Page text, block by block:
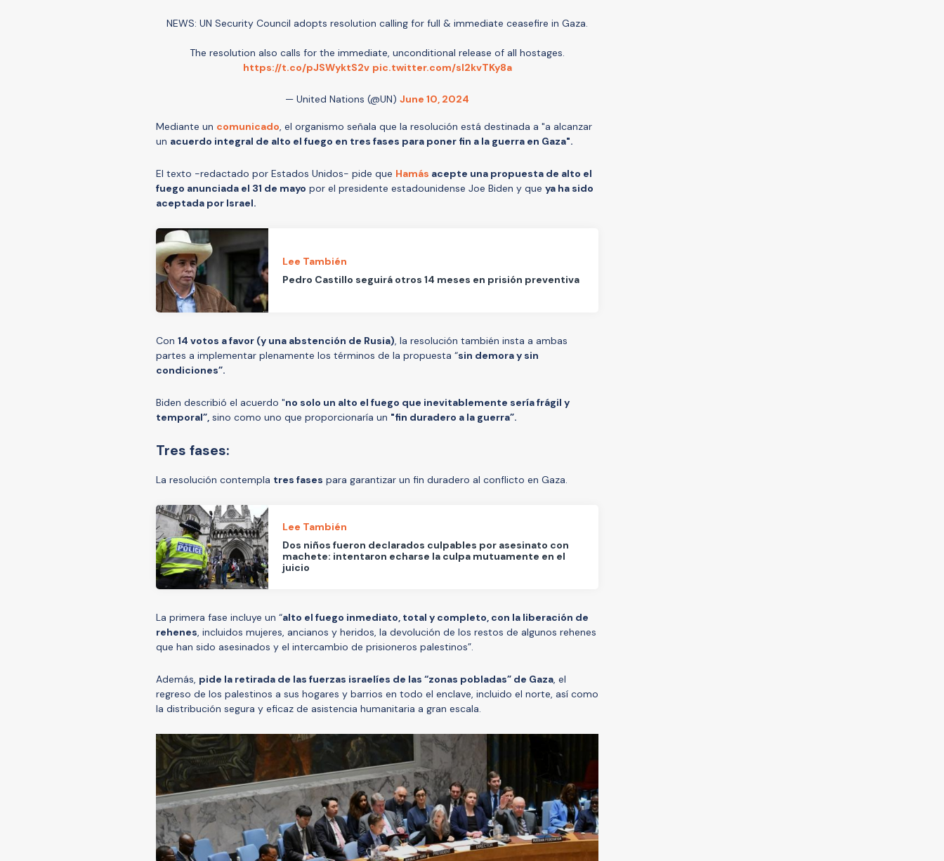
NEWS: UN Security Council adopts resolution calling for full & immediate ceasefire in Gaza.
The resolution also calls for the immediate, unconditional release of all hostages.
https://t.co/pJSWyktS2v pic.twitter.com/sl2kvTKy8a
— United Nations (@UN) June 10, 2024
Mediante un comunicado, el organismo señala que la resolución está destinada a "a alcanzar
un acuerdo integral de alto el fuego en tres fases para poner fin a la guerra en Gaza".
El texto -redactado por Estados Unidos- pide que Hamás acepte una propuesta de alto el
fuego anunciada el 31 de mayo por el presidente estadounidense Joe Biden y que ya ha sido
aceptada por Israel.
Lee También
Pedro Castillo seguirá otros 14 meses en prisión preventiva
Con 14 votos a favor (y una abstención de Rusia), la resolución también insta a ambas
partes a implementar plenamente los términos de la propuesta “sin demora y sin
condiciones”.
Biden describió el acuerdo "no solo un alto el fuego que inevitablemente sería frágil y
temporal”, sino como uno que proporcionaría un "fin duradero a la guerra”.
Tres fases:
La resolución contempla tres fases para garantizar un fin duradero al conflicto en Gaza.
Lee También
Dos niños fueron declarados culpables por asesinato con
machete: intentaron echarse la culpa mutuamente en el
juicio
La primera fase incluye un “alto el fuego inmediato, total y completo, con la liberación de
rehenes, incluidos mujeres, ancianos y heridos, la devolución de los restos de algunos rehenes
que han sido asesinados y el intercambio de prisioneros palestinos”.
Además, pide la retirada de las fuerzas israelíes de las “zonas pobladas” de Gaza, el
regreso de los palestinos a sus hogares y barrios en todo el enclave, incluido el norte, así como
la distribución segura y eficaz de asistencia humanitaria a gran escala.